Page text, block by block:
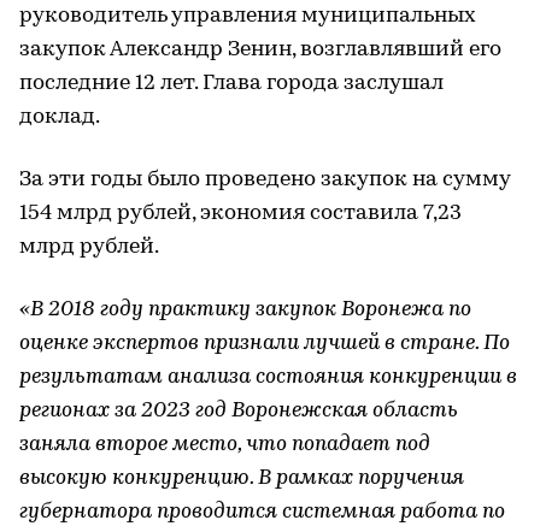
руководитель управления муниципальных
закупок Александр Зенин, возглавлявший его
последние 12 лет. Глава города заслушал
доклад.
За эти годы было проведено закупок на сумму
154 млрд рублей, экономия составила 7,23
млрд рублей.
«В 2018 году практику закупок Воронежа по
оценке экспертов признали лучшей в стране. По
результатам анализа состояния конкуренции в
регионах за 2023 год Воронежская область
заняла второе место, что попадает под
высокую конкуренцию. В рамках поручения
губернатора проводится системная работа по